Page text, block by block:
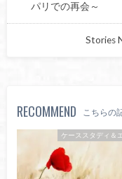
パリでの再会～
Stories
RECOMMEND こちらの
ケーススタディ＆